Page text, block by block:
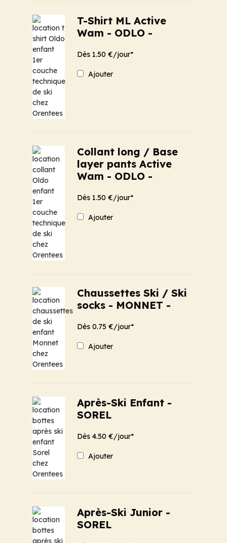
T-Shirt ML Active
Wam - ODLO -
Dès 1.50 €/jour*
Ajouter
Collant long / Base
layer pants Active
Wam - ODLO -
Dès 1.50 €/jour*
Ajouter
Chaussettes Ski / Ski
socks - MONNET -
Dès 0.75 €/jour*
Ajouter
Après-Ski Enfant -
SOREL
Dès 4.50 €/jour*
Ajouter
Après-Ski Junior -
SOREL